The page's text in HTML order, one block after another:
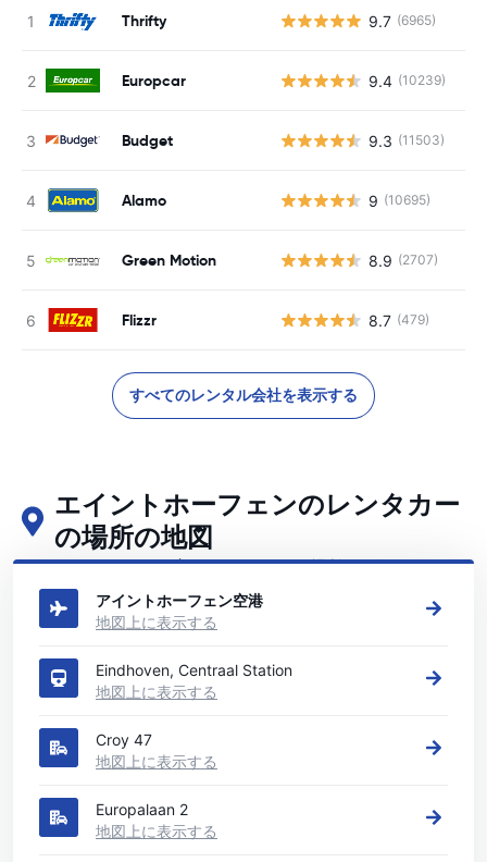
Thrifty 9.7 (6965)
Europcar 9.4 (10239)
Budget 9.3 (11503)
Alamo 9 (10695)
Green Motion 8.9 (2707)
Flizzr 8.7 (479)
すべてのレンタル会社を表示する
エイントホーフェンのレンタカー
の場所の地図
エイントホーフェンの主要なレンタカーの場所をご覧ください
アイントホーフェン空港
地図上に表示する
Eindhoven, Centraal Station
地図上に表示する
Croy 47
地図上に表示する
Europalaan 2
地図上に表示する